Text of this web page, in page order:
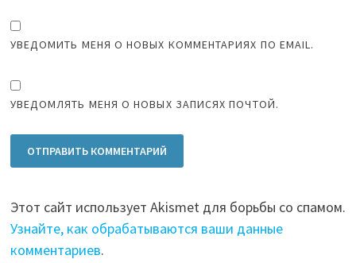
УВЕДОМИТЬ МЕНЯ О НОВЫХ КОММЕНТАРИЯХ ПО EMAIL.
УВЕДОМЛЯТЬ МЕНЯ О НОВЫХ ЗАПИСЯХ ПОЧТОЙ.
Этот сайт использует Akismet для борьбы со спамом.
Узнайте, как обрабатываются ваши данные
комментариев.